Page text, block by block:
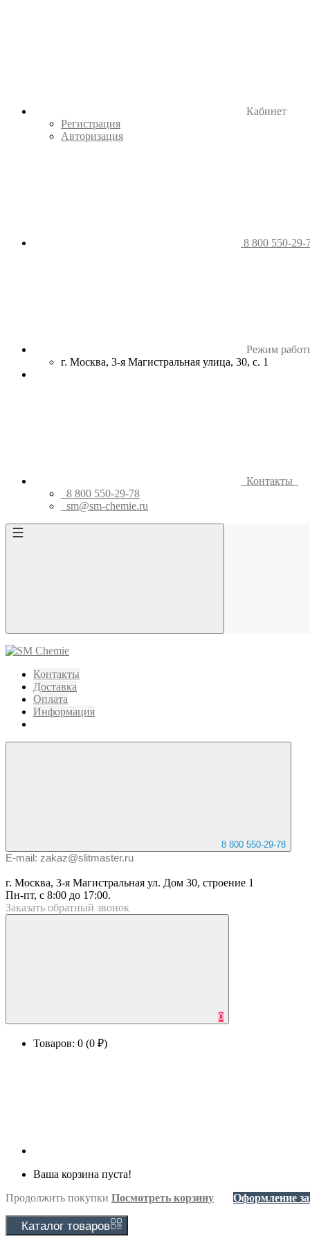
Кабинет
Регистрация
Авторизация
8 800 550-29-
Режим
г. Москва, 3-я Магистральная улица, 30, с. 1
Контакты
8 800 550-29-78
sm@sm-chemie.ru
Контакты
Доставка
Оплата
Информация
8 800 550-29-78
E-mail: zakaz@slitmaster.ru
г. Москва, 3-я Магистральная ул. Дом 30, строение 1
Пн-пт, с 8:00 до 17:00.
Заказать обратный звонок
0
Товаров: 0 (0 ₽)
Ваша корзина пуста!
Продолжить покупки Посмотреть корзину Оформление
Каталог товаров